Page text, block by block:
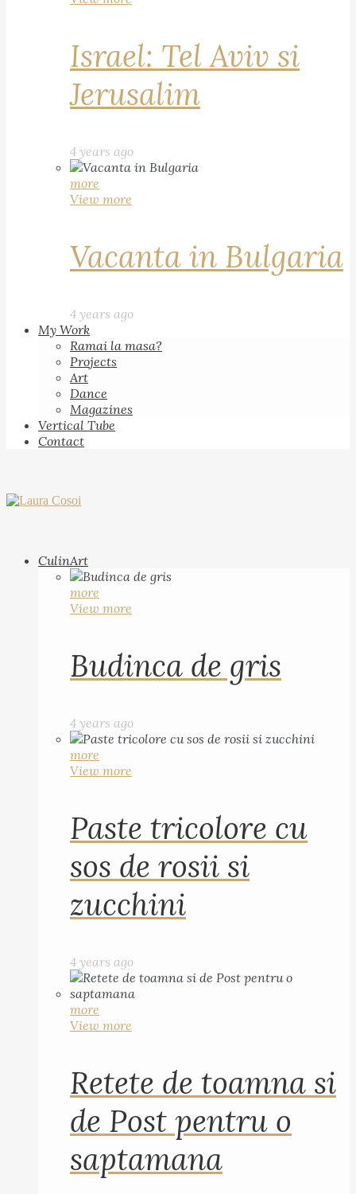
Israel: Tel Aviv si
Jerusalim
4 years ago
more
View more
Vacanta in Bulgaria
4 years ago
My Work
Ramai la masa?
Projects
Art
Dance
Magazines
Vertical Tube
Contact
CulinArt
more
View more
Budinca de gris
4 years ago
more
View more
Paste tricolore cu
sos de rosii si
zucchini
4 years ago
more
View more
Retete de toamna si
de Post pentru o
saptamana